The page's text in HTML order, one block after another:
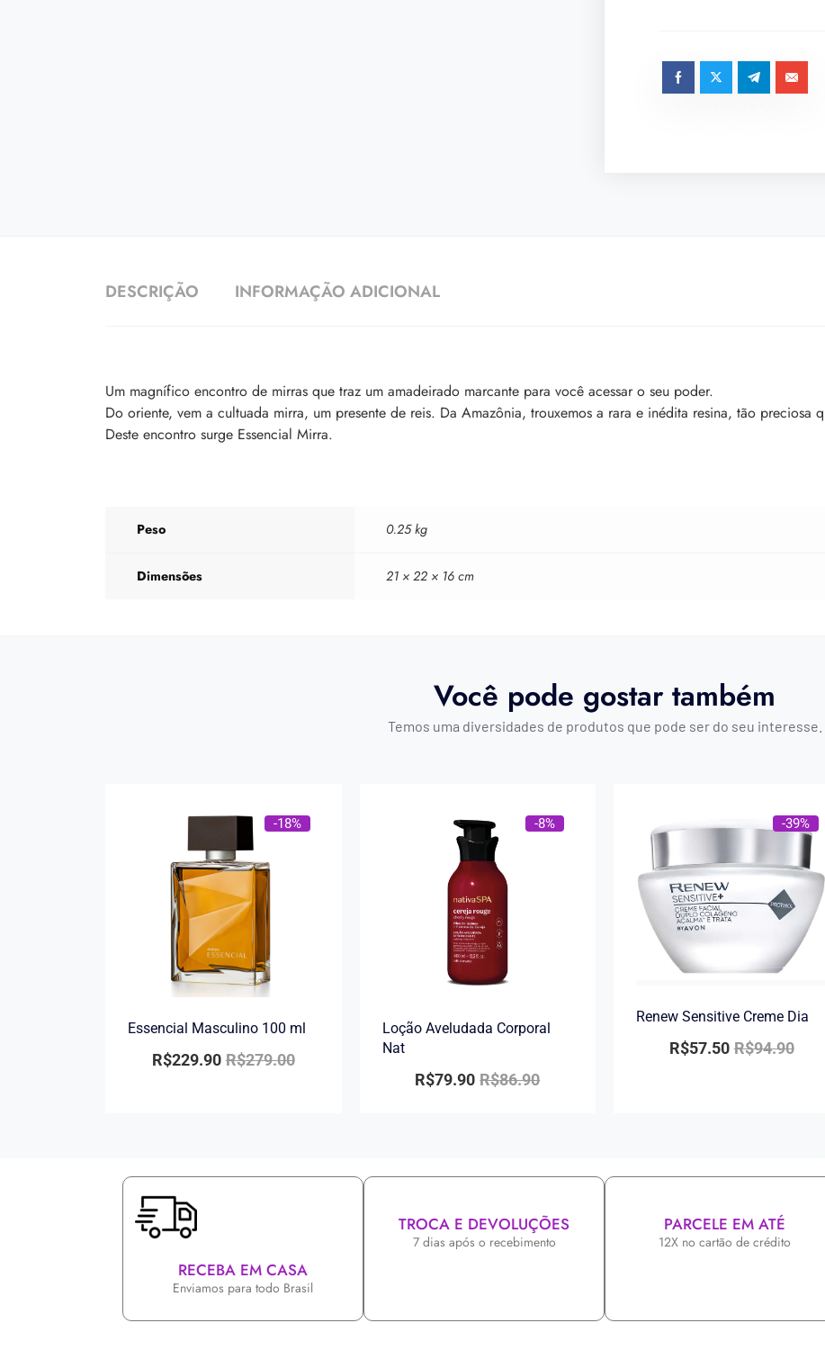
DESCRIÇÃO INFORMAÇÃO ADICIONAL
Um magnífico encontro de mirras que traz um amadeirado marcante para você acessar o seu poder.
Do oriente, vem a cultuada mirra, um presente de reis. Da Amazônia, trouxemos a rara e inédita resina, tão preciosa
Deste encontro surge Essencial Mirra.
Peso 0.25 kg
Dimensões 21 × 22 × 16 cm
Você pode gostar também
Temos uma diversidades de produtos que pode ser do seu interesse.
-18%
Essencial Masculino 100 ml
R$279.00
R$229.90
-8%
Loção Aveludada Corporal
Nat
R$86.90
R$79.90
-39%
Renew Sensitive Creme Dia
R$94.90
R$57.50
RECEBA EM CASA
Enviamos para todo Brasil
TROCA E DEVOLUÇÕES
7 dias após o recebimento
PARCELE EM ATÉ
12X no cartão de crédito